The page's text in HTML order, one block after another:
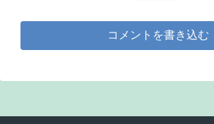
コメントを書き込む